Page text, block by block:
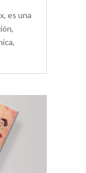
es una